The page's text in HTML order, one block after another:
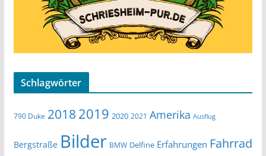
Schlagwörter
790 Duke 2018 2019 2020 2021 Amerika Ausflug
Bergstraße Bilder BMW Delfine Erfahrungen Fahrrad